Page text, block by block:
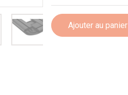
Ajouter au panier